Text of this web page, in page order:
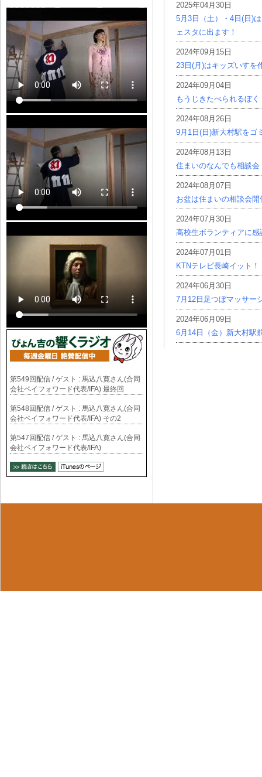
2025年04月30日
5月3日（土）・4日(日)
ェスタに出ます！
2024年09月15日
23日(月)はキッズいすを
2024年09月04日
もうじきたべられるぼく
2024年08月26日
9月1日(日)新大村駅をゴ
2024年08月13日
住まいのなんでも相談会
2024年08月07日
お盆は住まいの相談会開
2024年07月30日
高校生ボランティアに感
2024年07月01日
KTNテレビ長崎イット！
2024年06月30日
7月12日足つぼマッサー
2024年06月09日
6月14日（金）新大村駅
第549回配信 / ゲスト : 馬込八寛さん(合同
会社ペイフォワード代表/IFA) 最終回
第548回配信 / ゲスト : 馬込八寛さん(合同
会社ペイフォワード代表/IFA) その2
第547回配信 / ゲスト : 馬込八寛さん(合同
会社ペイフォワード代表/IFA)